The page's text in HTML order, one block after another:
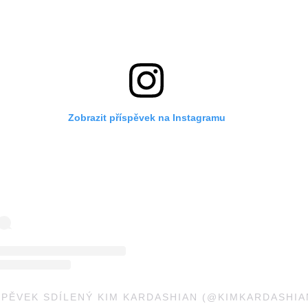
Zobrazit příspěvek na Instagramu
SDÍLENÝ KIM KARDASHIAN